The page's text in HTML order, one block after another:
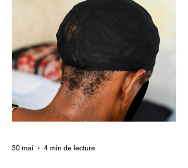
années depuis que nous avons osé doter
le pays d’un média dédié à l’investigation et
au journalisme de fond.
30 mai 4 min de lecture